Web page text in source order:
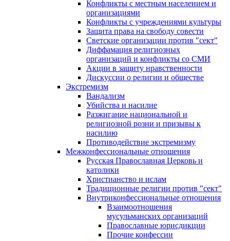
Конфликты с местным населением и
организациями
Конфликты с учреждениями культуры
Защита права на свободу совести
Светские организации против "сект"
Диффамация религиозных
организаций и конфликты со СМИ
Акции в защиту нравственности
Дискуссии о религии и обществе
Экстремизм
Вандализм
Убийства и насилие
Разжигание национальной и
религиозной розни и призывы к
насилию
Противодействие экстремизму
Межконфессиональные отношения
Русская Православная Церковь и
католики
Христианство и ислам
Традиционные религии против "сект"
Внутриконфессиональные отношения
Взаимоотношения
мусульманских организаций
Православные юрисдикции
Прочие конфессии